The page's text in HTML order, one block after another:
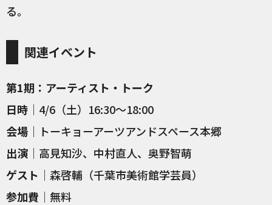
る。
関連イベント
第1期：アーティスト・トーク
日時 ｜4/6（土）16:30〜18:00
会場 ｜トーキョーアーツアンドスペース本郷
出演 ｜高見知沙、中村直人、奥野智萌
ゲスト ｜森啓輔（千葉市美術館学芸員）
参加費 ｜無料